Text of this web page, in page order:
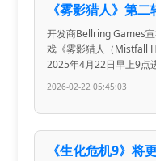
《雾影猎人》第
开发商Bellring Games
戏《雾影猎人（Mistfall
2025年4月22日早上9点
2026-02-22 05:45:03
《生化危机9》将